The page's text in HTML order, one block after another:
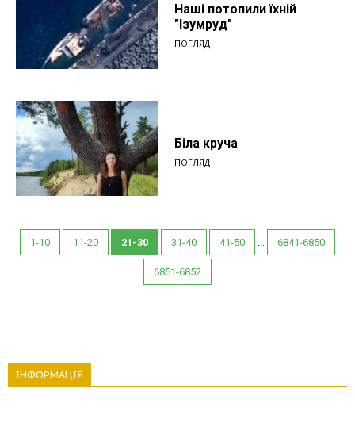
Наші потопили їхній
"Ізумруд"
ПОГЛЯД
Біла круча
ПОГЛЯД
1-10 11-20 21-30 31-40 41-50 6841-6850
6851-6852
ІНФОРМАЦІЯ